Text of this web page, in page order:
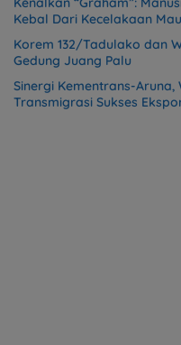
Kebal Dari Kecelakaan
Korem 132/Tadulako dan
Gedung Juang Palu
Sinergi Kementrans-Aruna,
Transmigrasi Sukses